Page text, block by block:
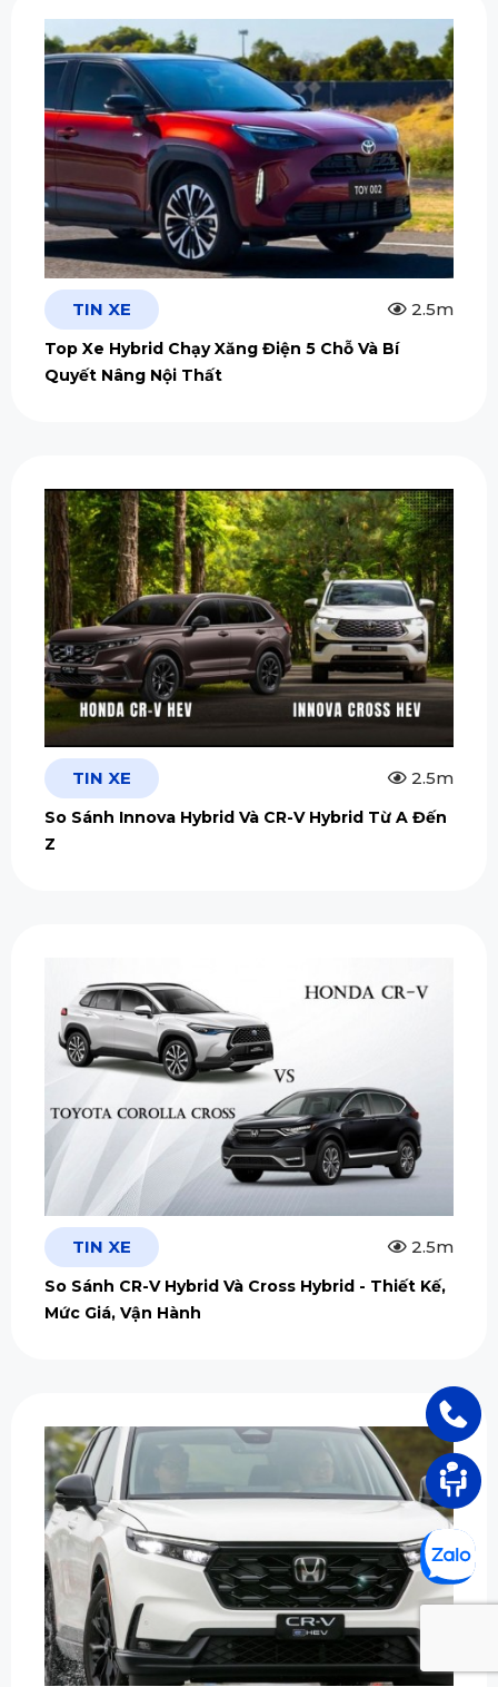
TIN XE 2.5m
Top Xe Hybrid Chạy Xăng Điện 5 Chỗ Và Bí
Quyết Nâng Nội Thất
TIN XE 2.5m
So Sánh Innova Hybrid Và CR-V Hybrid Từ A Đến
Z
TIN XE 2.5m
So Sánh CR-V Hybrid Và Cross Hybrid - Thiết Kế,
Mức Giá, Vận Hành